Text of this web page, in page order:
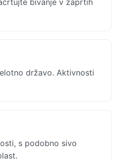
državo. Aktivnosti
s podobno sivo